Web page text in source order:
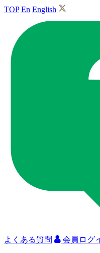
TOP En English
よくある質問 会員ログ